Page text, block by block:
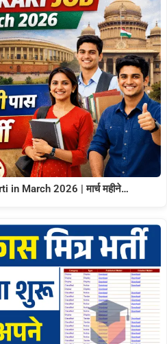
in March 2026 | मार्च महीने…